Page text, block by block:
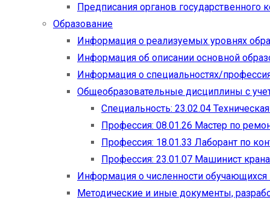
Предписания органов государственного
Образование
Информация о реализуемых уровнях
Информация об описании основной
Информация о специальностях/
Общеобразовательные дисциплины с
Специальность: 23.02.04
Профессия: 08.01.26 Мастер по
Профессия: 18.01.33 Лаборант по
Профессия: 23.01.07 Машинист
Информация о численности
Методические и иные документы,